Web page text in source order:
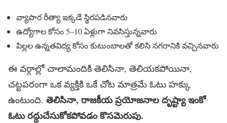
వ్యాపార రీత్యా ఇక్కడే స్థిరపడినవారు
ఉద్యోగాల కోసం 5–10 ఏళ్లుగా నివసిస్తున్నవారు
పిల్లల ఉన్నతవిద్య కోసం కుటుంబాలతో కలిసి నగరానికి వచ్చినవారు
ఈ వర్గాల్లో చాలామందికి తెలిసినా, తెలియకపోయినా,
చట్టపరంగా ఒక వ్యక్తికి ఒకే చోట మాత్రమే ఓటు హక్కు
ఉంటుంది. తెలిసినా, రాజకీయ ప్రయోజనాల దృష్ట్యా ఇంకో
ఓటు రద్దుచేసుకోకపోవడం కొసమెరుపు.